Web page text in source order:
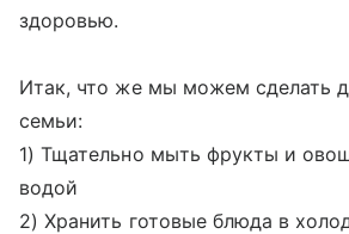
здоровью.
Итак, что же мы можем сделать
семьи:
1) Тщательно мыть фрукты и
водой
2) Хранить готовые блюда в